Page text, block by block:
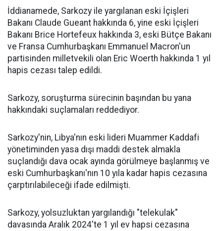
İddianamede, Sarkozy ile yargılanan eski İçişleri
Bakanı Claude Gueant hakkında 6, yine eski İçişleri
Bakanı Brice Hortefeux hakkında 3, eski Bütçe Bakanı
ve Fransa Cumhurbaşkanı Emmanuel Macron'un
partisinden milletvekili olan Eric Woerth hakkında 1 yıl
hapis cezası talep edildi.
Sarkozy, soruşturma sürecinin başından bu yana
hakkındaki suçlamaları reddediyor.
Sarkozy'nin, Libya'nın eski lideri Muammer Kaddafi
yönetiminden yasa dışı maddi destek almakla
suçlandığı dava ocak ayında görülmeye başlanmış ve
eski Cumhurbaşkanı'nın 10 yıla kadar hapis cezasına
çarptırılabileceği ifade edilmişti.
Sarkozy, yolsuzluktan yargılandığı "telekulak"
davasında Aralık 2024'te 1 yıl ev hapsi cezasına